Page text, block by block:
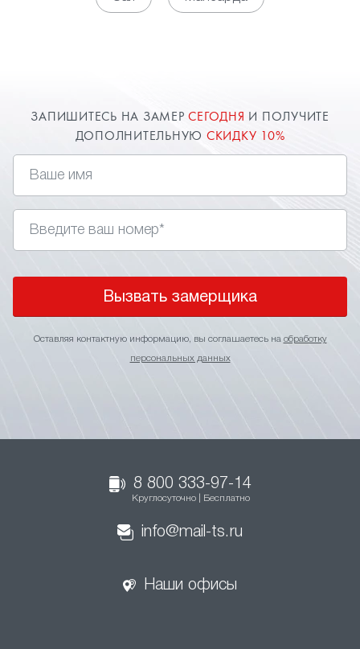
или даже совместить цвета и фактуры при
желании заключит договор у вас дома.
ЗАПИШИТЕСЬ НА ЗАМЕРСЕГОДНЯ И ПОЛУЧИТЕ
ДОПОЛНИТЕЛЬНУЮ СКИДКУ 10%
Вызвать замерщика
Оставляя контактную информацию, вы соглашаетесь на обработку
персональных данных
8 800 333-97-14
Круглосуточно | Бесплатно
info@mail-ts.ru
Наши офисы